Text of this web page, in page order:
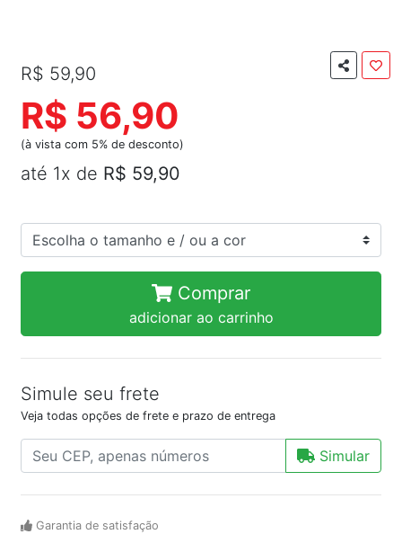
R$ 59,90
R$ 56,90
(à vista com 5% de desconto)
até 1x de R$ 59,90
Comprar
adicionar ao carrinho
Simule seu frete
Veja todas opções de frete e prazo de entrega
Simular
Garantia de satisfação